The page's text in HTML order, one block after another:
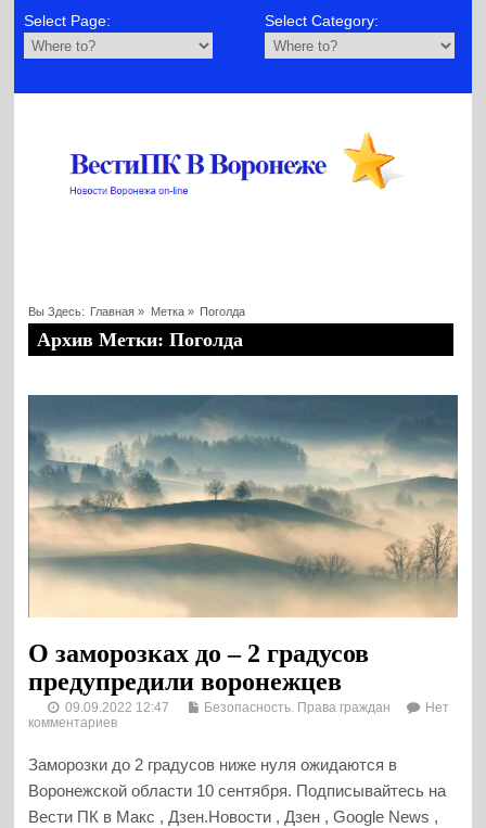
Select Page: Select Category:
Вы Здесь: Главная » Метка » Поголда
Архив Метки: Поголда
О заморозках до – 2 градусов
предупредили воронежцев
09.09.2022 12:47 Безопасность. Права граждан
Нет
комментариев
Заморозки до 2 градусов ниже нуля ожидаются в
Воронежской области 10 сентября. Подписывайтесь на
Вести ПК в Макс , Дзен.Новости , Дзен , Google News ,